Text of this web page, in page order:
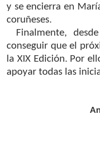
y se encierra en
coruñeses.
Finalmente,
conseguir que el
la XIX Edición. Por
apoyar todas las